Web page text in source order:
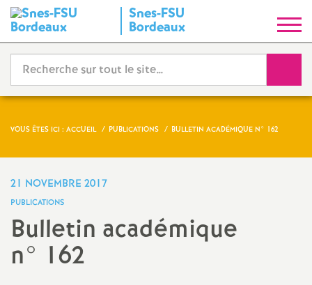
Snes-FSU
Bordeaux
y
n
d
i
a
VOUS ÊTES ICI : ACCUEIL PUBLICATIONS BULLETIN ACADÉMIQUE N° 162
21 NOVEMBRE 2017
PUBLICATIONS
Bulletin académique
n° 162